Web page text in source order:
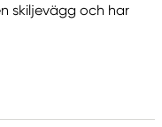
skiljevägg och har